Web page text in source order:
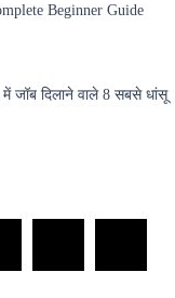
Beginner Guide
जॉब दिलाने वाले 8 सबसे धांसू